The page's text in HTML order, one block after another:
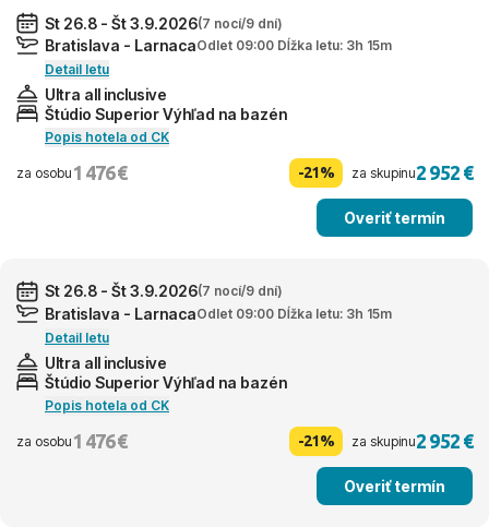
St 26.8 - Št 3.9.2026(7 nocí/9 dní)
Bratislava - LarnacaOdlet 09:00 Dĺžka letu: 3h 15m
Detail letu
Ultra all inclusive
Štúdio Superior Výhľad na bazén
Popis hotela od CK
za osobu 1 476 € -21% za skupinu2 952 €
Overiť termín
St 26.8 - Št 3.9.2026(7 nocí/9 dní)
Bratislava - LarnacaOdlet 09:00 Dĺžka letu: 3h 15m
Detail letu
Ultra all inclusive
Štúdio Superior Výhľad na bazén
Popis hotela od CK
za osobu 1 476 € -21% za skupinu2 952 €
Overiť termín